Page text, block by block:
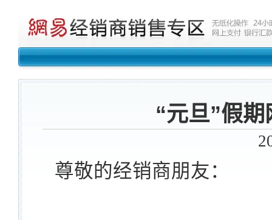
“元旦”假
尊敬的经销商朋友：